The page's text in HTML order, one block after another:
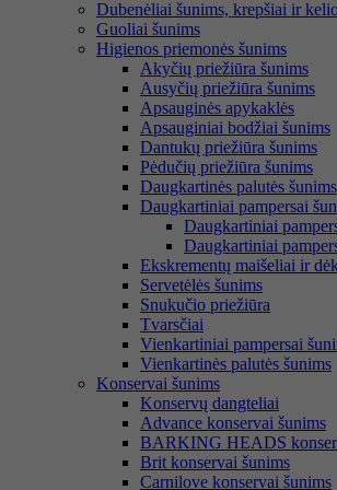
Dubenėliai šunims, krepšiai ir
Guoliai šunims
Higienos priemonės šunims
Akyčių priežiūra šunims
Ausyčių priežiūra šunims
Apsauginės apykaklės
Apsauginiai bodžiai šunims
Dantukų priežiūra šunims
Pėdučių priežiūra šunims
Daugkartinės palutės šunims
Daugkartiniai pampersai
Daugkartiniai
Daugkartiniai
Ekskrementų maišeliai ir
Servetėlės šunims
Snukučio priežiūra
Tvarsčiai
Vienkartiniai pampersai
Vienkartinės palutės šunims
Konservai šunims
Konservų dangteliai
Advance konservai šunims
BARKING HEADS
Brit konservai šunims
Carnilove konservai šunims